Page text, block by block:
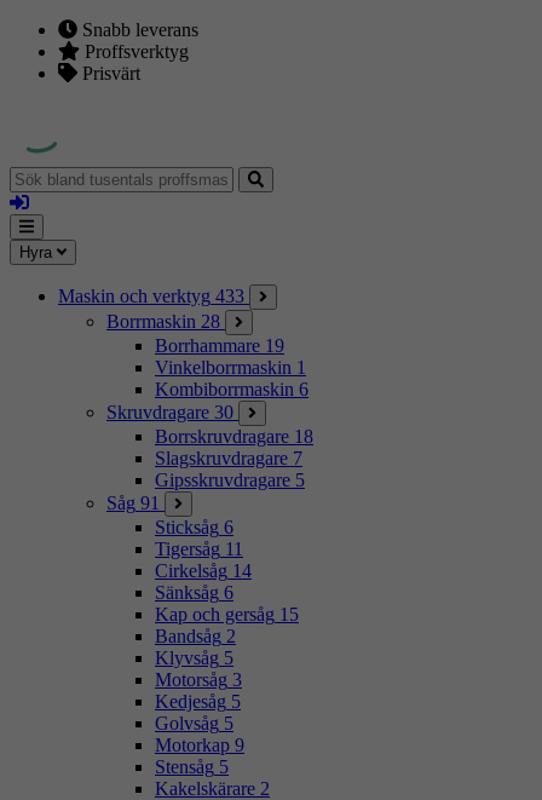
Snabb leverans
Proffsverktyg
Prisvärt
Sök
bland
tusentals
proffsmaskiner
Logga
in
Mina
sidor
Meny
Hyra
Maskin och verktyg 433
Borrmaskin 28
Borrhammare 19
Vinkelborrmaskin 1
Kombiborrmaskin 6
Skruvdragare 30
Borrskruvdragare 18
Slagskruvdragare 7
Gipsskruvdragare 5
Såg 91
Sticksåg 6
Tigersåg 11
Cirkelsåg 14
Sänksåg 6
Kap och gersåg 15
Bandsåg 2
Klyvsåg 5
Motorsåg 3
Kedjesåg 5
Golvsåg 5
Motorkap 9
Stensåg 5
Kakelskärare 2